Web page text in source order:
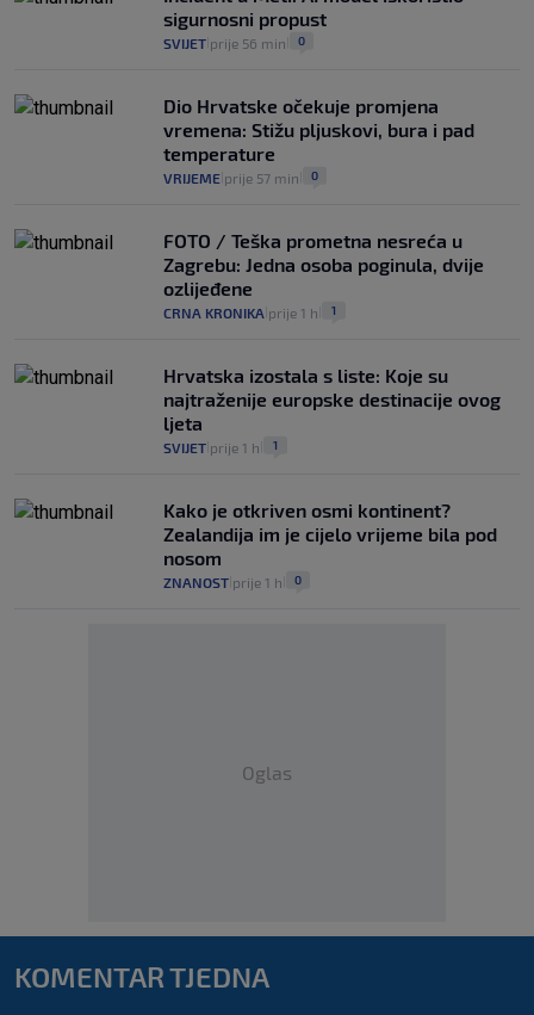
sigurnosni propust
SVIJET prije 56 min 0
Dio Hrvatske očekuje promjena
vremena: Stižu pljuskovi, bura i pad
temperature
VRIJEME prije 57 min 0
FOTO / Teška prometna nesreća u
Zagrebu: Jedna osoba poginula, dvije
ozlijeđene
CRNA KRONIKA prije 1 h 1
Hrvatska izostala s liste: Koje su
najtraženije europske destinacije ovog
ljeta
SVIJET prije 1 h 1
Kako je otkriven osmi kontinent?
Zealandija im je cijelo vrijeme bila pod
nosom
ZNANOST prije 1 h 0
Oglas
KOMENTAR TJEDNA